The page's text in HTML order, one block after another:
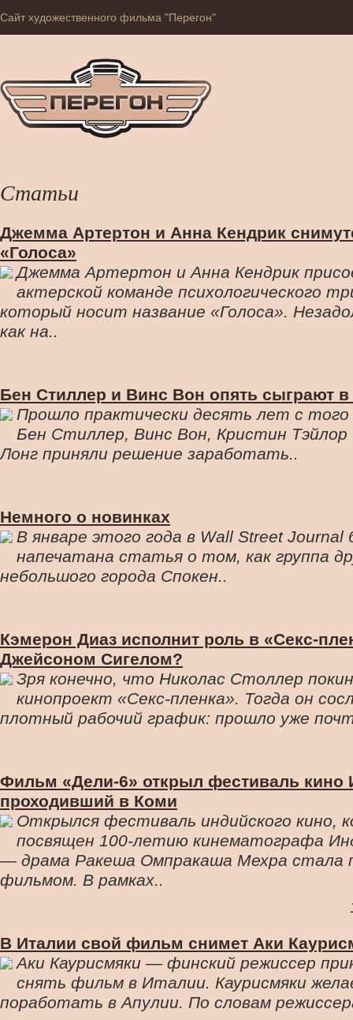
Сайт художественного фильма "Перегон"
Статьи
Джемма Артертон и Анна Кендрик
«Голоса»
Джемма Артертон и Анна Кендрик
актерской команде психологического
который носит название «Голоса».
как на..
Бен Стиллер и Винс Вон опять сыграют
Прошло практически десять лет с
Бен Стиллер, Винс Вон, Кристин
Лонг приняли решение заработать..
Немного о новинках
В январе этого года в Wall Street Journal
напечатана статья о том, как группа
небольшого города Спокен..
Кэмерон Диаз исполнит роль в «Секс-
Джейсоном Сигелом?
Зря конечно, что Николас Столлер
кинопроект «Секс-пленка». Тогда он
плотный рабочий график: прошло уже
Фильм «Дели-6» открыл фестиваль кино
проходивший в Коми
Открылся фестиваль индийского кино,
посвящен 100-летию кинематографа
— драма Ракеша Омпракаша Мехра стала
фильмом. В рамках..
В Италии свой фильм снимет Аки
Аки Каурисмяки — финский режиссер
снять фильм в Италии. Каурисмяки
поработать в Апулии. По словам